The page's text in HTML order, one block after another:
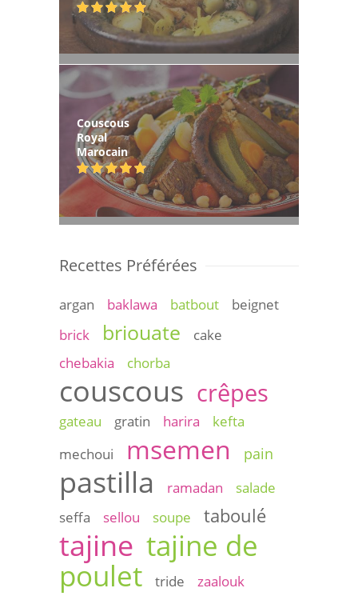
Couscous
Royal
Marocain
Recettes Préférées
argan baklawa batbout
beignet
brick
briouate
cake
chebakia
chorba
couscous crêpes
gateau gratin harira
kefta
mechoui
msemen pain
pastilla ramadan
salade
seffa
sellou soupe taboulé
tajine tajine de
poulet
tride
zaalouk